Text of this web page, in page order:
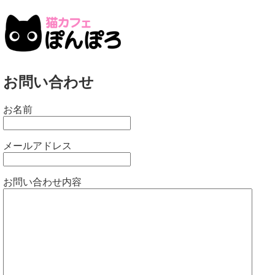
お問い合わせ
お名前
メールアドレス
お問い合わせ内容